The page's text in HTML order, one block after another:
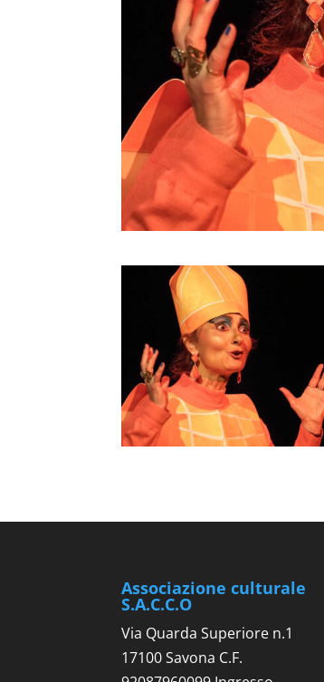
Associazione culturale
S.A.C.C.O
Via Quarda Superiore n.1
17100 Savona C.F.